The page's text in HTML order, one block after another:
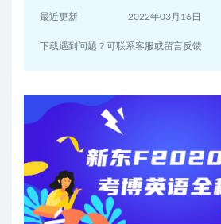
最近更新 2022年03月16日
下载遇到问题？可联系客服或留言反馈